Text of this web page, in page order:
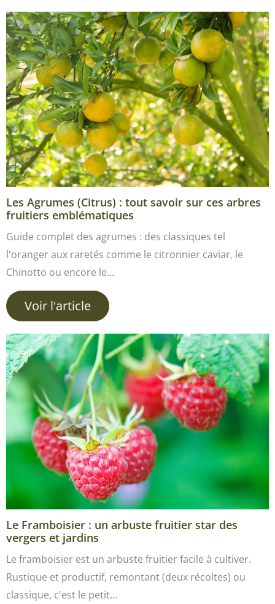
Les Agrumes (Citrus) : tout savoir sur ces arbres
fruitiers emblématiques
Guide complet des agrumes : des classiques tel
l'oranger aux raretés comme le citronnier caviar, le
Chinotto ou encore le…
Voir l'article
Le Framboisier : un arbuste fruitier star des
vergers et jardins
Le framboisier est un arbuste fruitier facile à cultiver.
Rustique et productif, remontant (deux récoltes) ou
classique, c'est le petit…